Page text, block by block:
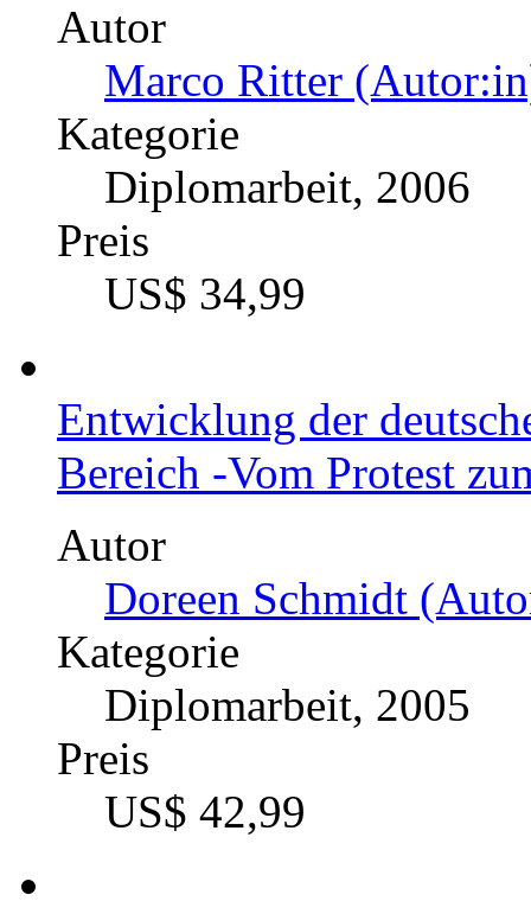
Autor
Marco Ritter
Kategorie
Diplomarbeit, 2006
Preis
US$ 34,99
Entwicklung der
Bereich -Vom Protest
Autor
Doreen Schmidt
Kategorie
Diplomarbeit, 2005
Preis
US$ 42,99